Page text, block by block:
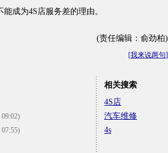
成为4S店服务差的理由。
(责任编辑：俞劲柏)
[我来说两句]
09:02)
07:55)
相关搜索
4S店
汽车维修
4s